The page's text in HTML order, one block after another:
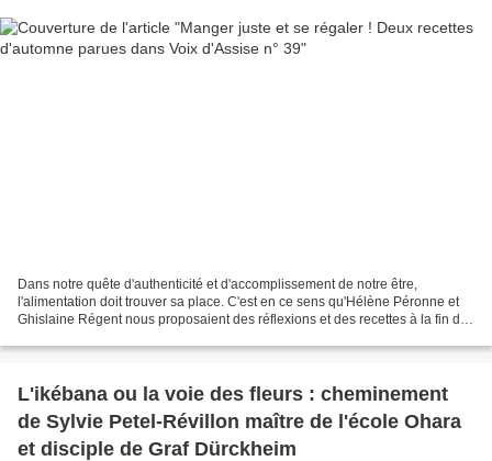
Dans notre quête d'authenticité et d'accomplissement de notre être,
l'alimentation doit trouver sa place. C'est en ce sens qu'Hélène Péronne et
Ghislaine Régent nous proposaient des réflexions et des recettes à la fin du
L'ikébana ou la voie des fleurs : cheminement
de Sylvie Petel-Révillon maître de l'école Ohara
et disciple de Graf Dürckheim